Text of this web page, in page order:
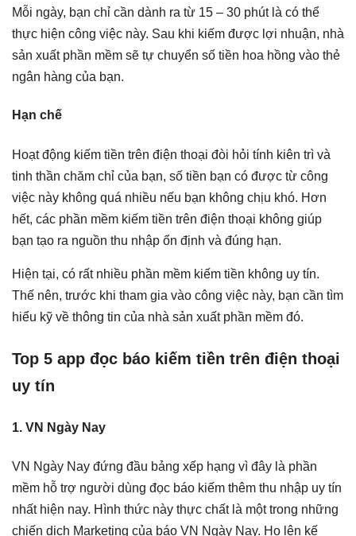
Mỗi ngày, bạn chỉ cần dành ra từ 15 – 30 phút là có thể
thực hiện công việc này. Sau khi kiếm được lợi nhuận, nhà
sản xuất phần mềm sẽ tự chuyển số tiền hoa hồng vào thẻ
ngân hàng của bạn.
Hạn chế
Hoạt động kiếm tiền trên điện thoại đòi hỏi tính kiên trì và
tinh thần chăm chỉ của bạn, số tiền bạn có được từ công
việc này không quá nhiều nếu bạn không chịu khó. Hơn
hết, các phần mềm kiếm tiền trên điện thoại không giúp
bạn tạo ra nguồn thu nhập ổn định và đúng hạn.
Hiện tại, có rất nhiều phần mềm kiếm tiền không uy tín.
Thế nên, trước khi tham gia vào công việc này, bạn cần tìm
hiểu kỹ về thông tin của nhà sản xuất phần mềm đó.
Top 5 app đọc báo kiếm tiền trên điện thoại
uy tín
1. VN Ngày Nay
VN Ngày Nay đứng đầu bảng xếp hạng vì đây là phần
mềm hỗ trợ người dùng đọc báo kiếm thêm thu nhập uy tín
nhất hiện nay. Hình thức này thực chất là một trong những
chiến dịch Marketing của báo VN Ngày Nay. Họ lên kế